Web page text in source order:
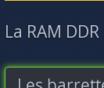
La RAM